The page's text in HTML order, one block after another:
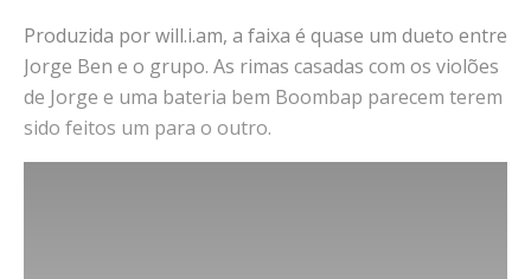
Produzida por will.i.am, a faixa é quase um dueto entre
Jorge Ben e o grupo. As rimas casadas com os violões
de Jorge e uma bateria bem Boombap parecem terem
sido feitos um para o outro.